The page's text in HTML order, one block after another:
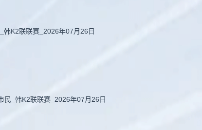
韩K2联联赛_2026年07月26日
民_韩K2联联赛_2026年07月26日